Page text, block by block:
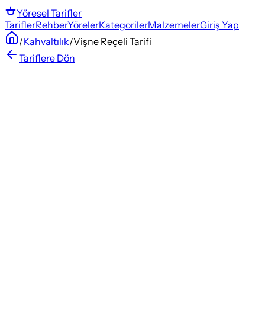
Yöresel Tarifler
TariflerRehberYörelerKategorilerMalzemelerGiriş Yap
/Kahvaltılık/Vişne Reçeli Tarifi
Tariflere Dön